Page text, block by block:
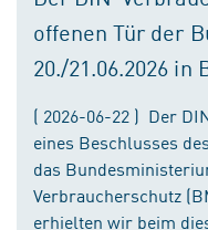
offenen Tür der
20./21.06.2026 in
( 2026-06-22 ) Der
eines Beschlusses
das
Verbraucherschutz
erhielten wir beim